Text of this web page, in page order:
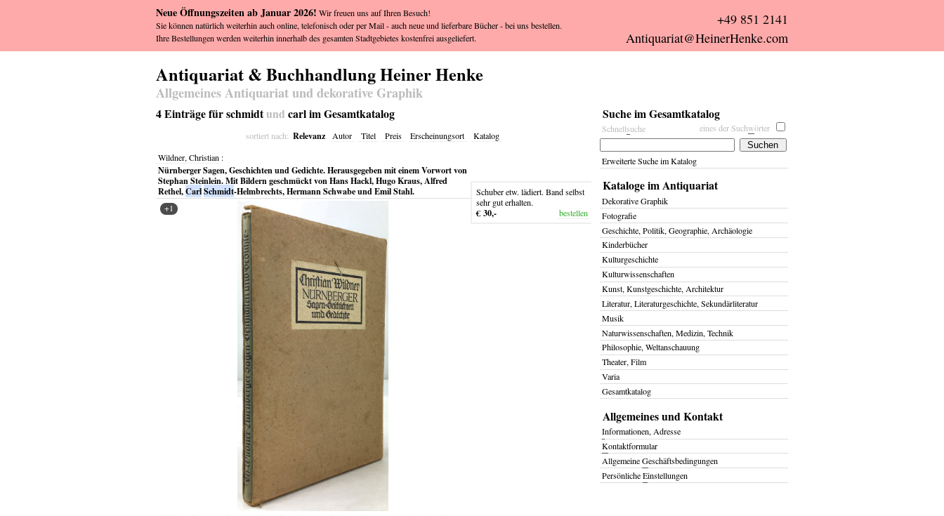
Antiquariat & Buchhandlung Heiner Henke
Allgemeines Antiquariat und dekorative Graphik
4 Einträge für schmidtund carl im Gesamtkatalog
sortiert nach: Relevanz Autor Titel Preis Erscheinungsort
Katalog
Wildner, Christian:
Nürnberger Sagen, Geschichten und Gedichte. Herausgegeben mit einem Vorwort von
Stephan Steinlein. Mit Bildern geschmückt von Hans Hackl, Hugo Kraus, Alfred
Rethel,CarlSchmidt-Helmbrechts, Hermann Schwabe und Emil Stahl.
+1
Schuber etw. lädiert. Band selbst
sehr gut erhalten.
€ 30,- bestellen
Suche im Gesamtkatalog
eines der Suchwörter
Schnellsuche
Erweiterte Suche im Katalog
Kataloge im Antiquariat
Dekorative Graphik
Fotografie
Geschichte, Politik, Geographie, Archäologie
Kinderbücher
Kulturgeschichte
Kulturwissenschaften
Kunst, Kunstgeschichte, Architektur
Literatur, Literaturgeschichte, Sekundärliteratur
Musik
Naturwissenschaften, Medizin, Technik
Philosophie, Weltanschauung
Theater, Film
Varia
Gesamtkatalog
Allgemeines und Kontakt
Informationen, Adresse
Kontaktformular
AllgemeineGeschäftsbedingungen
PersönlicheEinstellungen
Neue Öffnungszeiten ab Januar 2026! Wir freuen uns auf Ihren Besuch!
Sie können natürlich weiterhin auch online, telefonisch oder per Mail - auch neue und lieferbare Bücher - bei uns bestellen.
Ihre Bestellungen werden weiterhin innerhalb des gesamten Stadtgebietes kostenfrei ausgeliefert.
+49 851 2141
Antiquariat@HeinerHenke.com